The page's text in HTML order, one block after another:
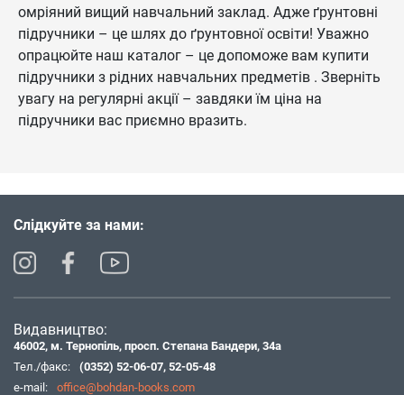
омріяний вищий навчальний заклад. Адже ґрунтовні
підручники – це шлях до ґрунтовної освіти! Уважно
опрацюйте наш каталог – це допоможе вам купити
підручники з рідних навчальних предметів . Зверніть
увагу на регулярні акції – завдяки їм ціна на
підручники вас приємно вразить.
Слідкуйте за нами:
Видавництво:
46002, м. Тернопіль, просп. Степана Бандери, 34а
Тел./факс:
(0352) 52-06-07, 52-05-48
e-mail:
office@bohdan-books.com